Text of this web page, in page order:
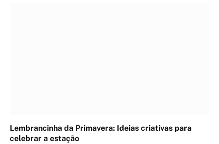
Lembrancinha da Primavera: Ideias criativas para
celebrar a estação